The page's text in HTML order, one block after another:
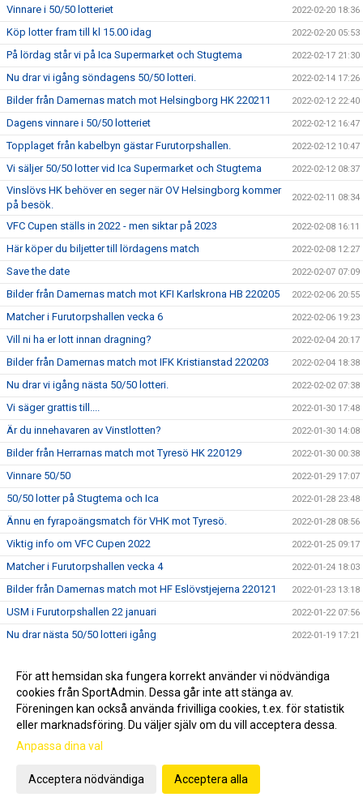
Vinnare i 50/50 lotteriet 2022-02-20 18:36
Köp lotter fram till kl 15.00 idag 2022-02-20 05:53
På lördag står vi på Ica Supermarket och Stugtema 2022-02-17 21:30
Nu drar vi igång söndagens 50/50 lotteri. 2022-02-14 17:26
Bilder från Damernas match mot Helsingborg HK 220211 2022-02-12 22:40
Dagens vinnare i 50/50 lotteriet 2022-02-12 16:47
Topplaget från kabelbyn gästar Furutorpshallen. 2022-02-12 10:47
Vi säljer 50/50 lotter vid Ica Supermarket och Stugtema 2022-02-12 08:37
Vinslövs HK behöver en seger när OV Helsingborg kommer
på besök.
2022-02-11 08:34
VFC Cupen ställs in 2022 - men siktar på 2023 2022-02-08 16:11
Här köper du biljetter till lördagens match 2022-02-08 12:27
Save the date 2022-02-07 07:09
Bilder från Damernas match mot KFI Karlskrona HB 220205 2022-02-06 20:55
Matcher i Furutorpshallen vecka 6 2022-02-06 19:23
Vill ni ha er lott innan dragning? 2022-02-04 20:17
Bilder från Damernas match mot IFK Kristianstad 220203 2022-02-04 18:38
Nu drar vi igång nästa 50/50 lotteri. 2022-02-02 07:38
Vi säger grattis till.... 2022-01-30 17:48
Är du innehavaren av Vinstlotten? 2022-01-30 14:08
Bilder från Herrarnas match mot Tyresö HK 220129 2022-01-30 00:38
Vinnare 50/50 2022-01-29 17:07
50/50 lotter på Stugtema och Ica 2022-01-28 23:48
Ännu en fyrapoängsmatch för VHK mot Tyresö. 2022-01-28 08:56
Viktig info om VFC Cupen 2022 2022-01-25 09:17
Matcher i Furutorpshallen vecka 4 2022-01-24 18:03
Bilder från Damernas match mot HF Eslövstjejerna 220121 2022-01-23 13:18
USM i Furutorpshallen 22 januari 2022-01-22 07:56
Nu drar nästa 50/50 lotteri igång 2022-01-19 17:21
Bilder från Herrarnas match mot Västerås/Irsta 220115 2022-01-16 22:46
Vinnare i 50/50 lotteriet 2022-01-15 19:42
Ändringar i schemat för helgens matcher 2022-01-13 16:53
Lördagens hemmamatch mot Västerås Irsta
För att hemsidan ska fungera korrekt använder vi nödvändiga
cookies från SportAdmin. Dessa går inte att stänga av.
Föreningen kan också använda frivilliga cookies, t.ex. för statistik
eller marknadsföring. Du väljer själv om du vill acceptera dessa.
Anpassa dina val
Acceptera nödvändiga Acceptera alla